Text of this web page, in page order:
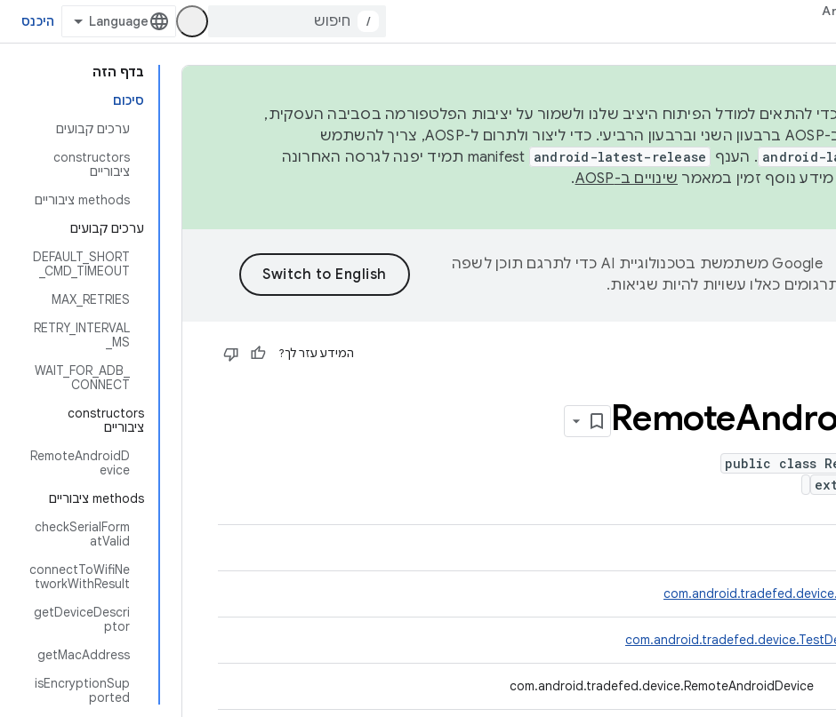
/ היכנס
בדף הזה
סיכום
ערכים קבועים
‫constructors
ציבוריים
‫methods ציבוריים
ערכים קבועים
DEFAULT_SHORT
_CMD_TIMEOUT
MAX_RETRIES
RETRY_INTERVAL
_MS
WAIT_FOR_ADB_
CONNECT
‫constructors
ציבוריים
RemoteAndroidD
evice
‫methods ציבוריים
checkSerialForm
atValid
connectToWifiNe
tworkWithResult
getDeviceDescri
ptor
getMacAddress
isEncryptionSup
ported
משנת 2026, כדי להתאים למודל הפיתוח היציב שלנו ולשמור על יציבות הפלטפורמה בסביבה העסקית,
נפרסם קוד מקור ב-AOSP ברבעון השני וברבעון הרביעי. כדי ליצור ולתרום ל-AOSP, צריך להשתמש
android- . הענף android-latest-release
manifest תמיד יפנה לגרסה האחרונה
שינויים ב-AOSP .
‫Google משתמשת בטכנולוגיית AI כדי לתרגם תוכן לשפה
כאלו עשויות להיות שגיאות.
המידע עזר לך?
Remote
public class
com.android.tradefed.device.RemoteAndroidDevice